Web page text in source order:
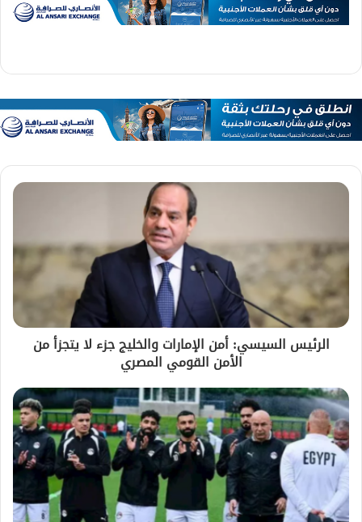
الرئيس السيسي: أمن الإمارات والخليج جزء لا يتجزأ من
الأمن القومي المصري